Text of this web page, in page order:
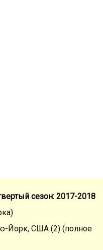
сезон: 2017-2018
Йорк, США (2) (полное